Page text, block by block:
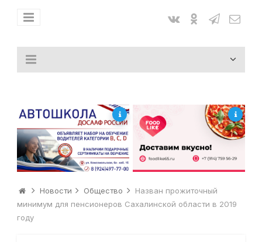
Новости Общество
Назван прожиточный
минимум для пенсионеров Сахалинской области в 2019
году